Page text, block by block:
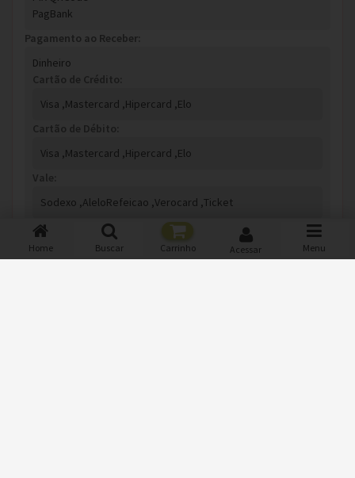
Home Buscar Carrinho Acessar Menu
PagBank
Pagamento ao Receber:
Dinheiro
Cartão de Crédito:
Visa ,Mastercard ,Hipercard ,Elo
Cartão de Débito:
Visa ,Mastercard ,Hipercard ,Elo
Vale:
Sodexo ,AleloRefeicao ,Verocard ,Ticket